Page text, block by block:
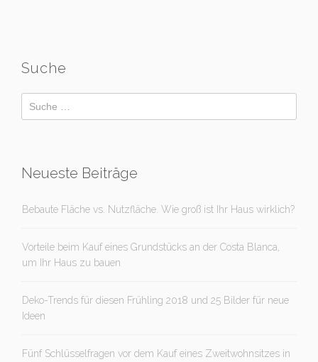
Suche
Neueste Beiträge
Bebaute Fläche vs. Nutzfläche. Wie groß ist Ihr Haus wirklich?
Vorteile beim Kauf eines Grundstücks an der Costa Blanca,
um Ihr Haus zu bauen
Deko-Trends für diesen Frühling 2018 und 25 Bilder für neue
Ideen
Fünf Schlüsselfragen vor dem Kauf eines Zweitwohnsitzes in